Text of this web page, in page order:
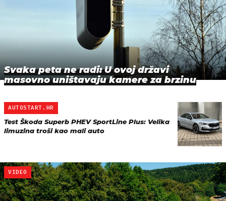
Svaka peta ne radi: U ovoj državi
masovno uništavaju kamere za brzinu
AUTOSTART.HR
Test Škoda Superb PHEV SportLine Plus: Velika
limuzina troši kao mali auto
VIDEO